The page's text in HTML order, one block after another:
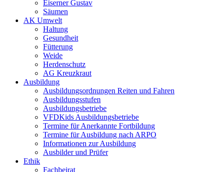
Eiserner Gustav
Säumen
AK Umwelt
Haltung
Gesundheit
Fütterung
Weide
Herdenschutz
AG Kreuzkraut
Ausbildung
Ausbildungsordnungen Reiten und Fahren
Ausbildungsstufen
Ausbildungsbetriebe
VFDKids Ausbildungsbetriebe
Termine für Anerkannte Fortbildung
Termine für Ausbildung nach ARPO
Informationen zur Ausbildung
Ausbilder und Prüfer
Ethik
Fachbeirat